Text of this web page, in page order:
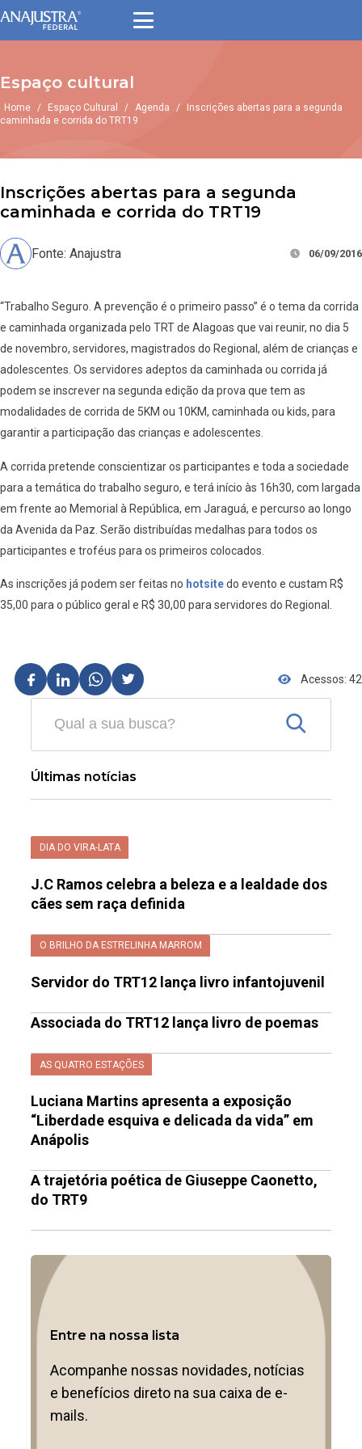
Espaço cultural
Home / Espaço Cultural / Agenda /
Inscrições abertas para a segunda
caminhada e corrida do TRT19
Inscrições abertas para a segunda
caminhada e corrida do TRT19
Fonte: Anajustra 06/09/2016
“Trabalho Seguro. A prevenção é o primeiro passo” é o tema da corrida
e caminhada organizada pelo TRT de Alagoas que vai reunir, no dia 5
de novembro, servidores, magistrados do Regional, além de crianças e
adolescentes. Os servidores adeptos da caminhada ou corrida já
podem se inscrever na segunda edição da prova que tem as
modalidades de corrida de 5KM ou 10KM, caminhada ou kids, para
garantir a participação das crianças e adolescentes.
A corrida pretende conscientizar os participantes e toda a sociedade
para a temática do trabalho seguro, e terá início às 16h30, com largada
em frente ao Memorial à República, em Jaraguá, e percurso ao longo
da Avenida da Paz. Serão distribuídas medalhas para todos os
participantes e troféus para os primeiros colocados.
As inscrições já podem ser feitas no hotsitedo evento e custam R$
35,00 para o público geral e R$ 30,00 para servidores do Regional.
Acessos: 42
Últimas notícias
DIA DO VIRA-LATA
J.C Ramos celebra a beleza e a lealdade dos
cães sem raça definida
O BRILHO DA ESTRELINHA MARROM
Servidor do TRT12 lança livro infantojuvenil
Associada do TRT12 lança livro de poemas
AS QUATRO ESTAÇÕES
Luciana Martins apresenta a exposição
“Liberdade esquiva e delicada da vida” em
Anápolis
A trajetória poética de Giuseppe Caonetto,
do TRT9
Entre na nossa lista
Acompanhe nossas novidades, notícias
e benefícios direto na sua caixa de e-
mails.